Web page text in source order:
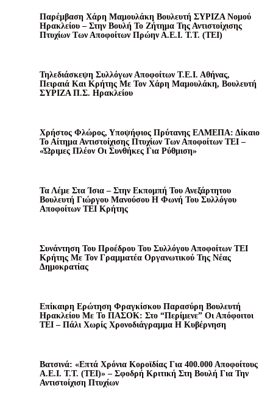
Παρέμβαση Χάρη Μαμουλάκη Βουλευτή ΣΥΡΙΖΑ Νομού
Ηρακλείου – Στην Βουλή Το Ζήτημα Της Αντιστοίχισης
Πτυχίων Των Αποφοίτων Πρώην Α.Ε.Ι. Τ.Τ. (ΤΕΙ)
Τηλεδιάσκεψη Συλλόγων Αποφοίτων Τ.Ε.Ι. Αθήνας,
Πειραιά Και Κρήτης Με Τον Χάρη Μαμουλάκη, Βουλευτή
ΣΥΡΙΖΑ Π.Σ. Ηρακλείου
Χρήστος Φλώρος, Υποψήφιος Πρύτανης ΕΛΜΕΠΑ: Δίκαιο
Το Αίτημα Αντιστοίχισης Πτυχίων Των Αποφοίτων ΤΕΙ –
«Ώριμες Πλέον Οι Συνθήκες Για Ρύθμιση»
Τα Λέμε Στα Ίσια – Στην Εκπομπή Του Ανεξάρτητου
Βουλευτή Γιώργου Μανούσου Η Φωνή Του Συλλόγου
Αποφοίτων ΤΕΙ Κρήτης
Συνάντηση Του Προέδρου Του Συλλόγου Αποφοίτων ΤΕΙ
Κρήτης Με Τον Γραμματέα Οργανωτικού Της Νέας
Δημοκρατίας
Επίκαιρη Ερώτηση Φραγκίσκου Παρασύρη Βουλευτή
Ηρακλείου Με Το ΠΑΣΟΚ: Στο “περίμενε” Οι Απόφοιτοι
ΤΕΙ – Πάλι Χωρίς Χρονοδιάγραμμα Η Κυβέρνηση
Βατσινά: «Επτά Χρόνια Κοροϊδίας Για 400.000 Αποφοίτους
Α.Ε.Ι. Τ.Τ. (ΤΕΙ)» – Σφοδρή Κριτική Στη Βουλή Για Την
Αντιστοίχιση Πτυχίων